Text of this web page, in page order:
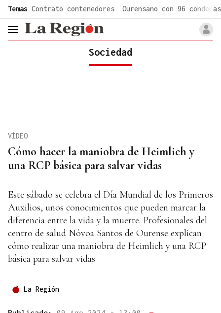
Temas Contrato contenedores Ourensano con 96 condenas
header.menu.open
Sociedad
Cómo hacer la maniobra de Heimlich y
una RCP básica para salvar vidas
VÍDEO
Este sábado se celebra el Día Mundial de los Primeros
Auxilios, unos conocimientos que pueden marcar la
diferencia entre la vida y la muerte. Profesionales del
centro de salud Nóvoa Santos de Ourense explican
cómo realizar una maniobra de Heimlich y una RCP
básica para salvar vidas
La Región